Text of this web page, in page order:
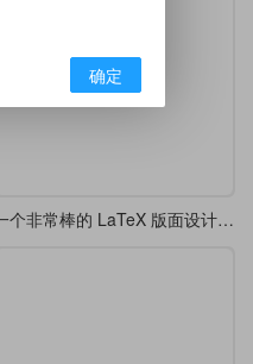
一个非常棒的 LaTeX 版面设计-精美边框和双栏布局
确定